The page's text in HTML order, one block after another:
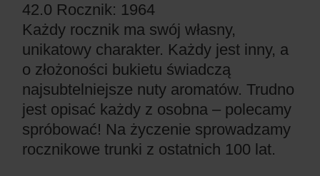
42.0 Rocznik: 1964
Każdy rocznik ma swój własny,
unikatowy charakter. Każdy jest inny, a
o złożoności bukietu świadczą
najsubtelniejsze nuty aromatów. Trudno
jest opisać każdy z osobna – polecamy
spróbować! Na życzenie sprowadzamy
rocznikowe trunki z ostatnich 100 lat.